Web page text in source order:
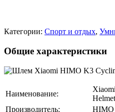
Категории: Спорт и отдых,
Общие характеристики
Наименование:
Производитель:
HIMO